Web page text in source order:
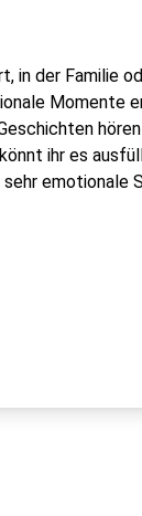
in der Familie
Momente
ihr es
emotionale